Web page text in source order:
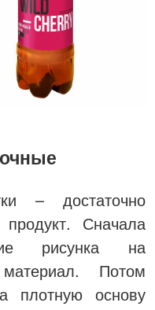
– достаточно
Сначала
рисунка на
Потом
плотную основу